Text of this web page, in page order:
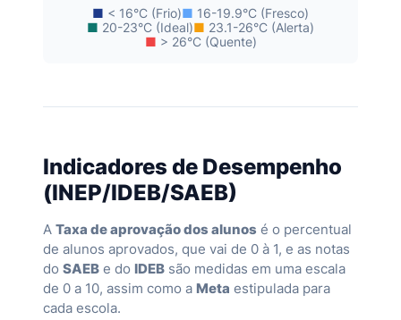
■ < 16°C (Frio)■ 16-19.9°C (Fresco)
■ 20-23°C (Ideal)■ 23.1-26°C (Alerta)
■ > 26°C (Quente)
Indicadores de Desempenho
(INEP/IDEB/SAEB)
A Taxa de aprovação dos alunos é o percentual
de alunos aprovados, que vai de 0 à 1, e as notas
do SAEB e do IDEB são medidas em uma escala
de 0 a 10, assim como a Meta estipulada para
cada escola.